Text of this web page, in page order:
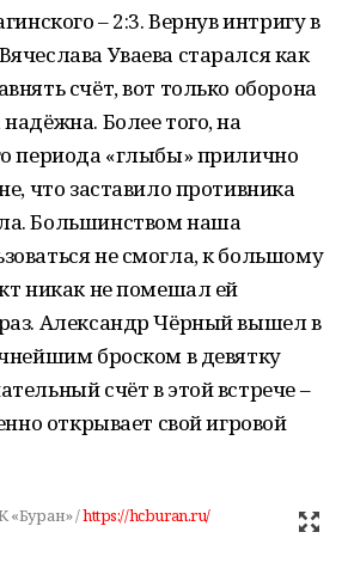
– 2:3. Вернув интригу в
Уваева старался как
счёт, вот только оборона
Более того, на
периода «глыбы» прилично
что заставило противника
Большинством наша
не смогла, к большому
никак не помешал ей
Александр Чёрный вышел в
броском в девятку
счёт в этой встрече –
открывает свой игровой
«Буран» /https://hcburan.ru/